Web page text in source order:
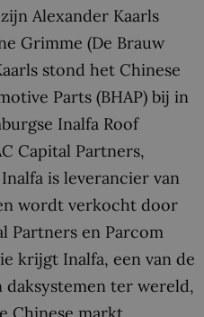
Alexander Kaarls
Grimme (De Brauw
stond het Chinese
Parts (BHAP) bij in
Inalfa Roof
Capital Partners,
is leverancier van
wordt verkocht door
Partners en Parcom
krijgt Inalfa, een van de
ter wereld,